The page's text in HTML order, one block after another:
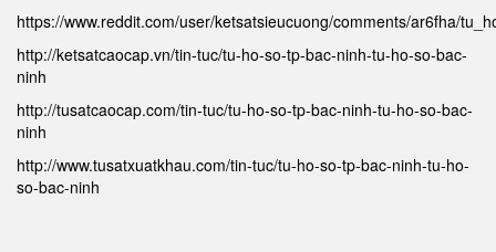
https://www.reddit.com/user/ketsatsieucuong/comments/ar6fha/
http://ketsatcaocap.vn/tin-tuc/tu-ho-so-tp-bac-ninh-tu-ho-so-bac-
ninh
http://tusatcaocap.com/tin-tuc/tu-ho-so-tp-bac-ninh-tu-ho-so-bac-
ninh
http://www.tusatxuatkhau.com/tin-tuc/tu-ho-so-tp-bac-ninh-tu-ho-
so-bac-ninh